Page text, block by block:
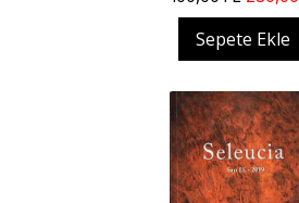
Sepete Ekle